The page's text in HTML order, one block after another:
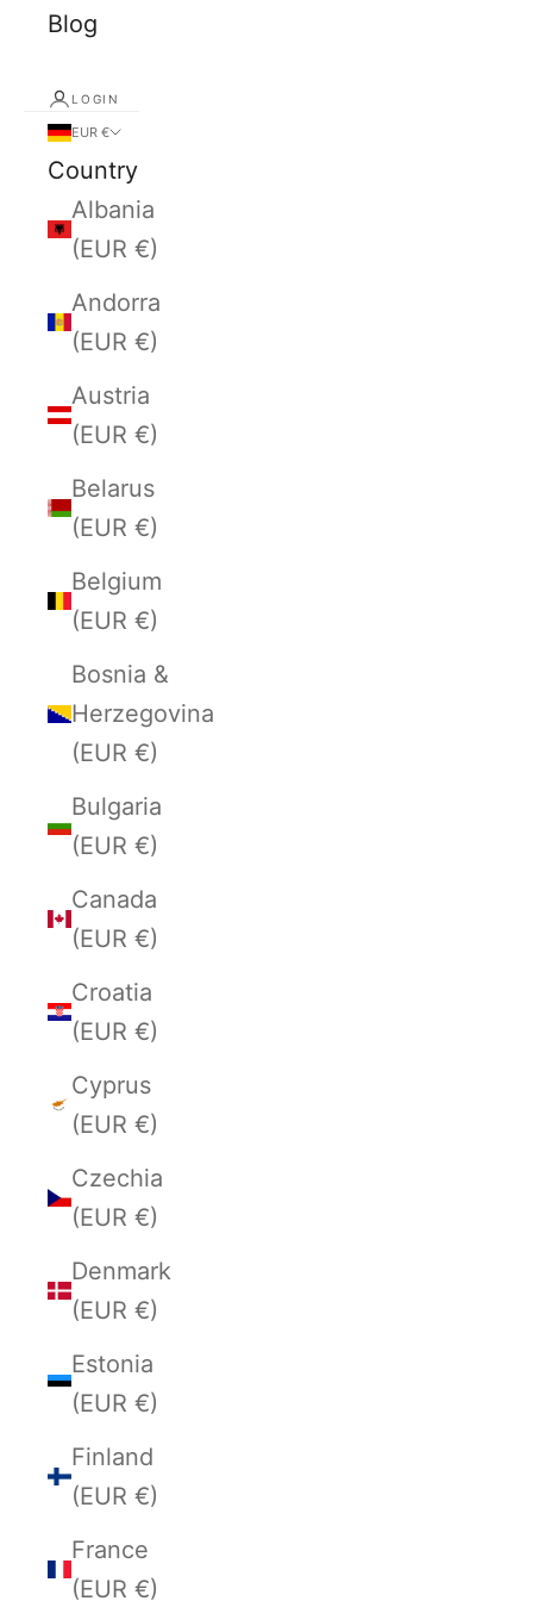
Blog
LOGIN
EUR €
Country
Albania
(EUR €)
Andorra
(EUR €)
Austria
(EUR €)
Belarus
(EUR €)
Belgium
(EUR €)
Bosnia &
Herzegovina
(EUR €)
Bulgaria
(EUR €)
Canada
(EUR €)
Croatia
(EUR €)
Cyprus
(EUR €)
Czechia
(EUR €)
Denmark
(EUR €)
Estonia
(EUR €)
Finland
(EUR €)
France
(EUR €)